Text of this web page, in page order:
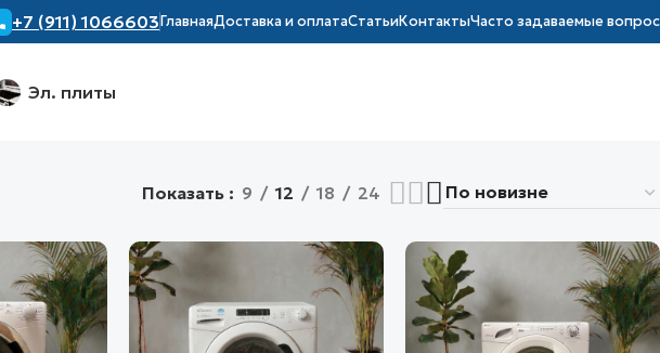
+7 (911) 1066603ГлавнаяДоставка и оплатаСтатьиКонтактыЧасто задаваемые
Эл. плиты
Показать 9 12 18 24